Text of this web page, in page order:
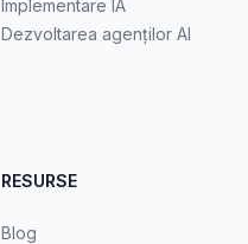
Implementare IA
Dezvoltarea agenților AI
RESURSE
Blog